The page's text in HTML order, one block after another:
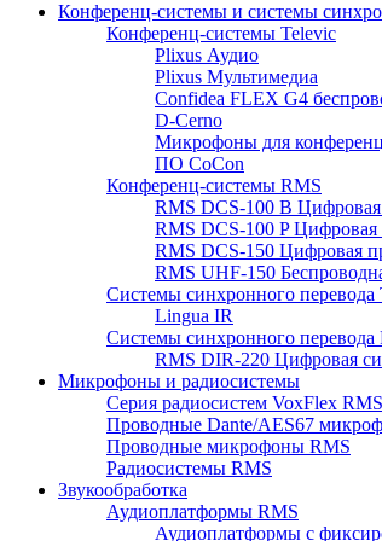
Конференц-системы и системы
Конференц-системы Televic
Plixus Аудио
Plixus Мультимедиа
Confidea FLEX G4
D-Cerno
Микрофоны для
ПО CoCon
Конференц-системы RMS
RMS DCS-100 B Цифровая
RMS DCS-100 P Цифровая
RMS DCS-150 Цифровая
RMS UHF-150
Системы синхронного перевода
Lingua IR
Системы синхронного перевода
RMS DIR-220 Цифровая
Микрофоны и радиосистемы
Серия радиосистем VoxFlex RMS
Проводные Dante/AES67
Проводные микрофоны RMS
Радиосистемы RMS
Звукообработка
Аудиоплатформы RMS
Аудиоплатформы с